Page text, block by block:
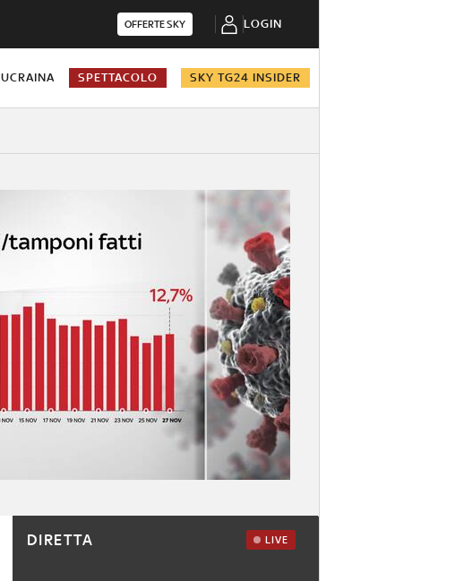
OFFERTE SKY LOGIN
UCRAINA SPETTACOLO SKY TG24 INSIDER
DIRETTA LIVE